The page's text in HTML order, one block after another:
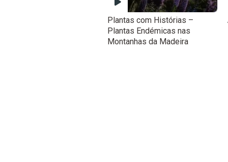
Plantas com Histórias –
Plantas Endémicas nas
Montanhas da Madeira